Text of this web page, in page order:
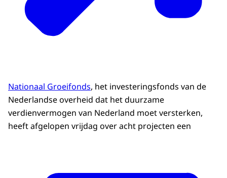
Nationaal Groeifonds, het investeringsfonds van de
Nederlandse overheid dat het duurzame
verdienvermogen van Nederland moet versterken,
heeft afgelopen vrijdag over acht projecten een